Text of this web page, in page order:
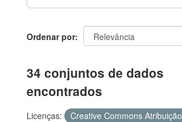
Ordenar por
34 conjuntos de dados
encontrados
Licenças: Creative Commons Atribuição